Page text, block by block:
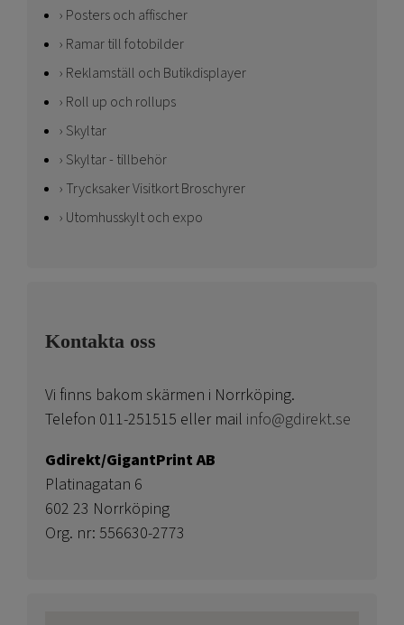
Posters och affischer
Ramar till fotobilder
Reklamställ och Butikdisplayer
Roll up och rollups
Skyltar
Skyltar - tillbehör
Trycksaker Visitkort Broschyrer
Utomhusskylt och expo
Kontakta oss
Vi finns bakom skärmen i Norrköping.
Telefon 011-251515 eller mail info@gdirekt.se
Gdirekt/GigantPrint AB
Platinagatan 6
602 23 Norrköping
Org. nr: 556630-2773